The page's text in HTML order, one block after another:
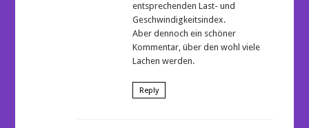
entsprechenden Last- und
Geschwindigkeitsindex.
Aber dennoch ein schöner
Kommentar, über den wohl viele
Lachen werden.
Reply